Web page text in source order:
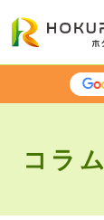
ス
コラム